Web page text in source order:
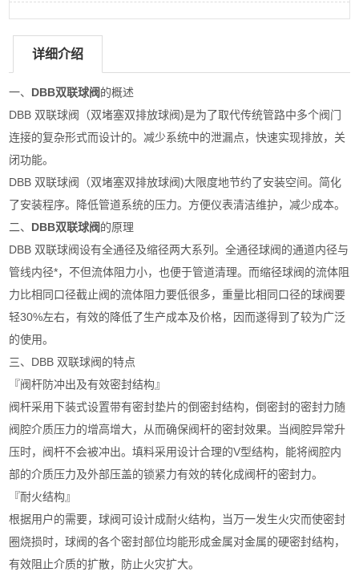
详细介绍
一、 DBB双联球阀的概述
DBB 双联球阀（双堵塞双排放球阀)是为了取代传统管路中多个阀门
连接的复杂形式而设计的。减少系统中的泄漏点，快速实现排放，关
闭功能。
DBB 双联球阀（双堵塞双排放球阀)大限度地节约了安装空间。简化
了安装程序。降低管道系统的压力。方便仪表清洁维护，减少成本。
二、 DBB双联球阀的原理
DBB 双联球阀设有全通径及缩径两大系列。全通径球阀的通道内径与
管线内径*，不但流体阻力小，也便于管道清理。而缩径球阀的流体阻
力比相同口径截止阀的流体阻力要低很多，重量比相同口径的球阀要
轻30%左右，有效的降低了生产成本及价格，因而遂得到了较为广泛
的使用。
三、DBB 双联球阀的特点
『阀杆防冲出及有效密封结构』
阀杆采用下装式设置带有密封垫片的倒密封结构，倒密封的密封力随
阀腔介质压力的增高增大，从而确保阀杆的密封效果。当阀腔异常升
压时，阀杆不会被冲出。填料采用设计合理的V型结构，能将阀腔内
部的介质压力及外部压盖的锁紧力有效的转化成阀杆的密封力。
『耐火结构』
根据用户的需要，球阀可设计成耐火结构，当万一发生火灾而使密封
圈烧损时，球阀的各个密封部位均能形成金属对金属的硬密封结构，
有效阻止介质的扩散，防止火灾扩大。